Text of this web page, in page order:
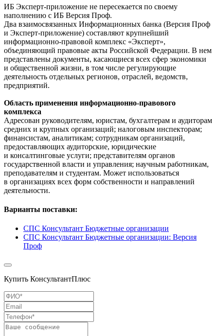
ИБ Эксперт-приложение не пересекается по своему
наполнению с ИБ Версия Проф.
Два взаимосвязанных Информационных банка (Версия Проф
и Эксперт-приложение) составляют крупнейший
информационно-правовой комплекс «Эксперт»,
объединяющий правовые акты Российской Федерации. В нем
представлены документы, касающиеся всех сфер экономики
и общественной жизни, в том числе регулирующие
деятельность отдельных регионов, отраслей, ведомств,
предприятий.
Область применения информационно-правового
комплекса
Адресован руководителям, юристам, бухгалтерам и аудиторам
средних и крупных организаций; налоговым инспекторам;
финансистам, аналитикам; сотрудникам организаций,
предоставляющих аудиторские, юридические
и консалтинговые услуги; представителям органов
государственной власти и управления; научным работникам,
преподавателям и студентам. Может использоваться
в организациях всех форм собственности и направлений
деятельности.
Варианты поставки:
СПС Консультант Бюджетные организации
СПС Консультант Бюджетные организации: Версия
Проф
Купить КонсультантПлюс